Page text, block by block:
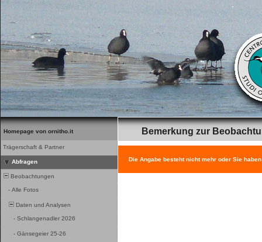
Homepage von ornitho.it
Trägerschaft & Partner
Abfragen
Beobachtungen
- Alle Fotos
Daten und Analysen
- Schlangenadler 2026
- Gänsegeier 25-26
Bemerkung zur
Die Angabe besteht nicht mehr oder Sie